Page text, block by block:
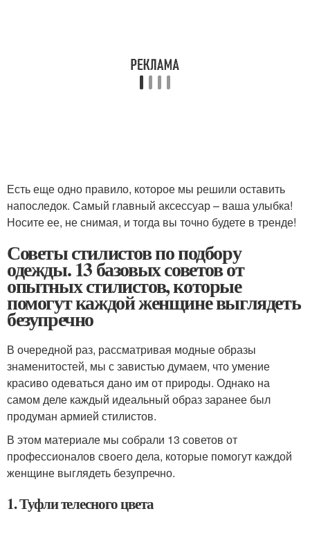
Есть еще одно правило, которое мы решили оставить
напоследок. Самый главный аксессуар – ваша улыбка!
Носите ее, не снимая, и тогда вы точно будете в тренде!
Советы стилистов по подбору
одежды. 13 базовых советов от
опытных стилистов, которые
помогут каждой женщине выглядеть
безупречно
В очередной раз, рассматривая модные образы
знаменитостей, мы с завистью думаем, что умение
красиво одеваться дано им от природы. Однако на
самом деле каждый идеальный образ заранее был
продуман армией стилистов.
В этом материале мы собрали 13 советов от
профессионалов своего дела, которые помогут каждой
женщине выглядеть безупречно.
1. Туфли телесного цвета